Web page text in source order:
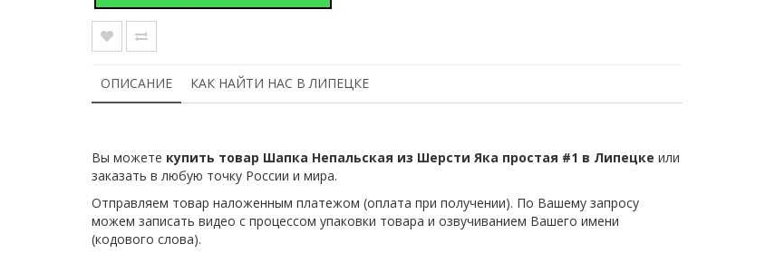
ОПИСАНИЕ КАК НАЙТИ НАС В ЛИПЕЦКЕ
Вы можете купить товар Шапка Непальская из Шерсти Яка простая #1 в Липецке или
заказать в любую точку России и мира.
Отправляем товар наложенным платежом (оплата при получении). По Вашему запросу
можем записать видео с процессом упаковки товара и озвучиванием Вашего имени
(кодового слова).